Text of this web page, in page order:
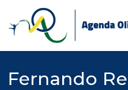
content
Fernando